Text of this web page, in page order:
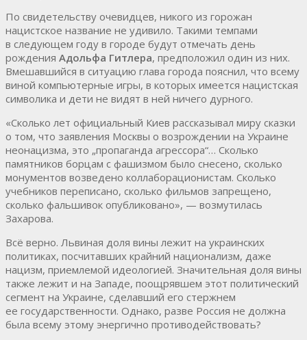
По свидетельству очевидцев, никого из горожан
нацистское название не удивило. Такими темпами
в следующем году в городе будут отмечать день
рождения Адольфа Гитлера, предположил один из них.
Вмешавшийся в ситуацию глава города пояснил, что всему
виной компьютерные игры, в которых имеется нацистская
символика и дети не видят в ней ничего дурного.
«Сколько лет официальный Киев рассказывал миру сказки
о том, что заявления Москвы о возрождении на Украине
неонацизма, это „пропаганда агрессора“… Сколько
памятников борцам с фашизмом было снесено, сколько
монументов возведено коллаборационистам. Сколько
учебников переписано, сколько фильмов запрещено,
сколько фальшивок опубликовано», — возмутилась
Захарова.
Всё верно. Львиная доля вины лежит на украинских
политиках, посчитавших крайний национализм, даже
нацизм, приемлемой идеологией. Значительная доля вины
также лежит и на Западе, поощрявшем этот политический
сегмент на Украине, сделавший его стержнем
ее государственности. Однако, разве Россия не должна
была всему этому энергично противодействовать?